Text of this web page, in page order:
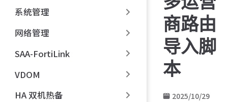
系统管理
网络管理
SAA-FortiLink
VDOM
HA 双机热备
商路由
导入脚
本
2025/10/29